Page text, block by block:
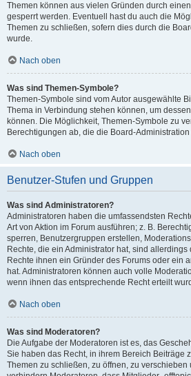
Themen können aus vielen Gründen durch
gesperrt werden. Eventuell hast du auch die
Themen zu schließen, sofern dies durch die
wurde.
Nach oben
Was sind Themen-Symbole?
Themen-Symbole sind vom Autor ausgewählte
Thema in Verbindung stehen können, um
können. Die Möglichkeit, Themen-Symbole zu
Berechtigungen ab, die die Board-
Nach oben
Benutzer-Stufen und Gruppen
Was sind Administratoren?
Administratoren haben die umfassendsten
Art von Aktion im Forum ausführen; z. B.
sperren, Benutzergruppen erstellen,
Rechte, die ein Administrator hat, sind
Rechte ihnen ein Gründer des Forums oder ein
hat. Administratoren können auch volle
wenn ihnen das entsprechende Recht erteilt
Nach oben
Was sind Moderatoren?
Die Aufgabe der Moderatoren ist es, das
Sie haben das Recht, in ihrem Bereich Beiträge
Themen zu schließen, zu öffnen, zu